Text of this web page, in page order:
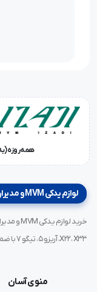
همه‌روزه (به‌جز
لوازم یدکی MVM و مدیران خودرو | فونیکس، آریزو، تیگو — فروشگاه ایزدی
X22، X33، آریزو ۵، تیگو ۷ با ضمانت اصالت و ارسال سریع.
منوی آسان